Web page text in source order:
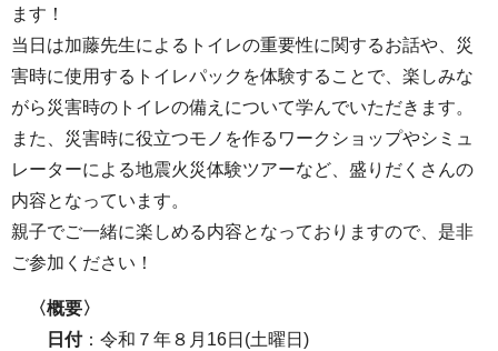
ます！
当日は加藤先生によるトイレの重要性に関するお話や、災
害時に使用するトイレパックを体験することで、楽しみな
がら災害時のトイレの備えについて学んでいただきます。
また、災害時に役立つモノを作るワークショップやシミュ
レーターによる地震火災体験ツアーなど、盛りだくさんの
内容となっています。
親子でご一緒に楽しめる内容となっておりますので、是非
ご参加ください！
〈概要〉
日付：令和７年８月16日(土曜日)